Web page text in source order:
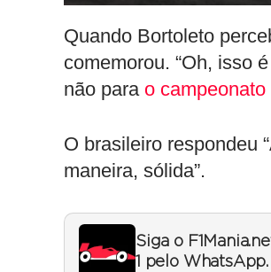
Quando Bortoleto
comemorou. “Oh, isso
não para o
O brasileiro respondeu
maneira, sólida”.
Siga o
1 pelo WhatsApp.